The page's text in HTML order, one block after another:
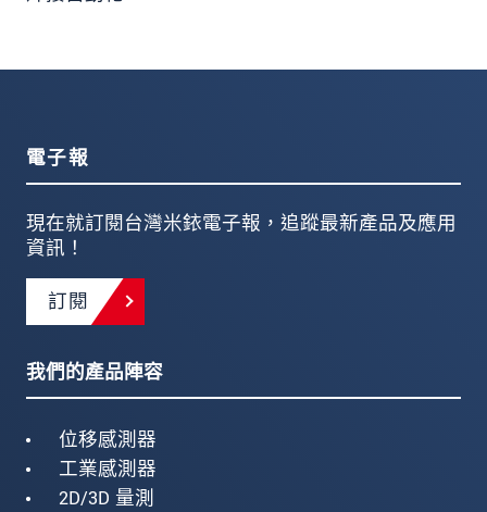
電子報
現在就訂閱台灣米銥電子報，追蹤最新產品及應用
資訊！
訂閱
我們的產品陣容
位移感測器
工業感測器
2D/3D 量測